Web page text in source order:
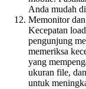
Anda mudah
Memonitor
Kecepatan
pengunjung
memeriksa
yang
ukuran file,
untuk